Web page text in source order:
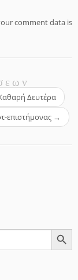
comment data is
Δευτέρα
επιστήμονας →
Search Button